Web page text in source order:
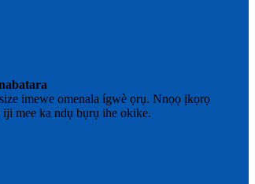
imewe omenala ígwè ọrụ. Nnọọ ịkọrọ
mee ka ndụ bụrụ ihe okike.